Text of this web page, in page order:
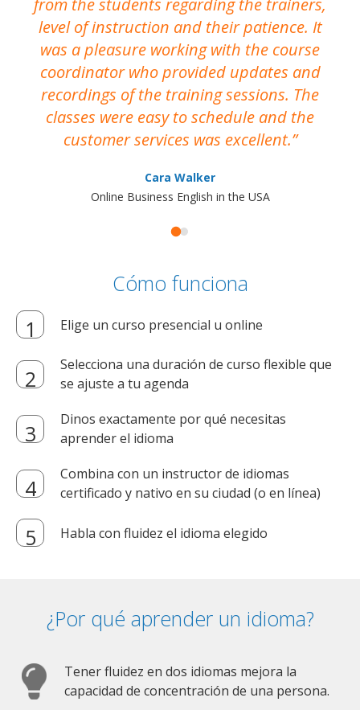
from the students regarding the trainers,
level of instruction and their patience. It
was a pleasure working with the course
coordinator who provided updates and
recordings of the training sessions. The
classes were easy to schedule and the
customer services was excellent.
Cara Walker
Online Business English in the USA
Cómo funciona
Elige un curso presencial u online
Selecciona una duración de curso flexible que
se ajuste a tu agenda
Dinos exactamente por qué necesitas
aprender el idioma
Combina con un instructor de idiomas
certificado y nativo en su ciudad (o en línea)
Habla con fluidez el idioma elegido
¿Por qué aprender un idioma?
Tener fluidez en dos idiomas mejora la
capacidad de concentración de una persona.